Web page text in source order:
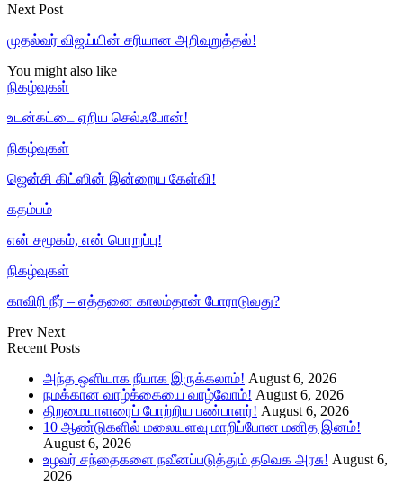
Next Post
முதல்வர் விஜய்யின் சரியான அறிவுறுத்தல்!
You might also like
நிகழ்வுகள்
உடன்கட்டை ஏறிய செல்ஃபோன்!
நிகழ்வுகள்
ஜென்சி கிட்ஸின் இன்றைய கேள்வி!
கதம்பம்
என் சமூகம், என் பொறுப்பு!
நிகழ்வுகள்
காவிரி நீர் – எத்தனை காலம்தான் போராடுவது?
Prev Next
Recent Posts
அந்த ஒளியாக நீயாக இருக்கலாம்! August 6, 2026
நமக்கான வாழ்க்கையை வாழ்வோம்! August 6, 2026
திறமையாளரைப் போற்றிய பண்பாளர்! August 6, 2026
10 ஆண்டுகளில் மலையளவு மாறிப்போன மனித இனம்!
August 6, 2026
உழவர் சந்தைகளை நவீனப்படுத்தும் தவெக அரசு! August 6,
2026